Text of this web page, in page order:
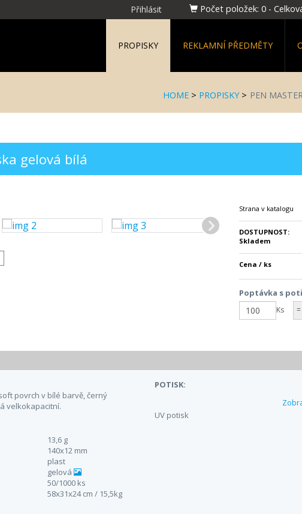
Počet položek: 0 -
Přihlásit
PROPISKY REKLAMNÍ PŘEDMĚTY
HOME > PROPISKY> PEN
gelová bílá
Strana v katalogu
DOSTUPNOST:
Skladem
Cena / ks
Poptávka s
Ks
povrch v bílé barvě, černý
velkokapacitní.
13,6 g
140x12 mm
plast
gelová
50/1000 ks
58x31x24 cm / 15,5kg
POTISK:
UV potisk